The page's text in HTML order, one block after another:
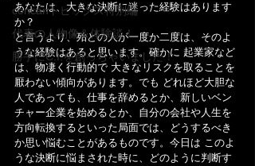
concanトピックス特別編
代表の人物像＆体験談！
勝手にC.I.を創っちゃいました！
あなたは、大きな決断に迷った経験はあります
か？
と言うより、殆どの人が一度か二度は、そのよ
うな経験はあると思います。確かに 起業家など
は、物凄く行動的で 大きなリスクを取ることを
厭わない傾向があります。でも どれほど大胆な
人であっても、仕事を辞めるとか、新しいベン
チャー企業を始めるとか、自分の会社や人生を
方向転換するといった局面では、どうするべき
か思い悩むことがあるものです。今日は このよ
うな決断に悩まされた時に、どのように判断す